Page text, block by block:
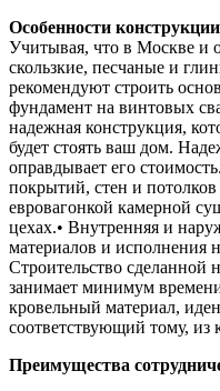
Особенности
Учитывая, что в Москве и
скользкие, песчаные и
рекомендуют строить
фундамент на винтовых
надежная конструкция,
будет стоять ваш дом.
оправдывает его стоимость.
покрытий, стен и
евровагонкой камерной
цехах.• Внутренняя и
материалов и исполнения
Строительство сделанной
занимает минимум
кровельный материал,
соответствующий тому, из
Преимущества